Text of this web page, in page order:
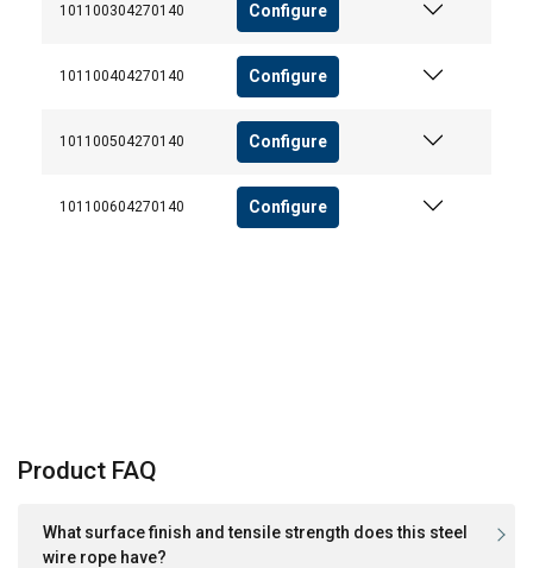
101100304270140 Configure
101100404270140 Configure
101100504270140 Configure
101100604270140 Configure
Product FAQ
What surface finish and tensile strength does this steel
wire rope have?